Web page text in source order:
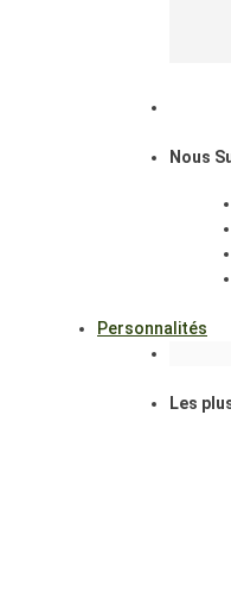
Nous
Personnalités
Les